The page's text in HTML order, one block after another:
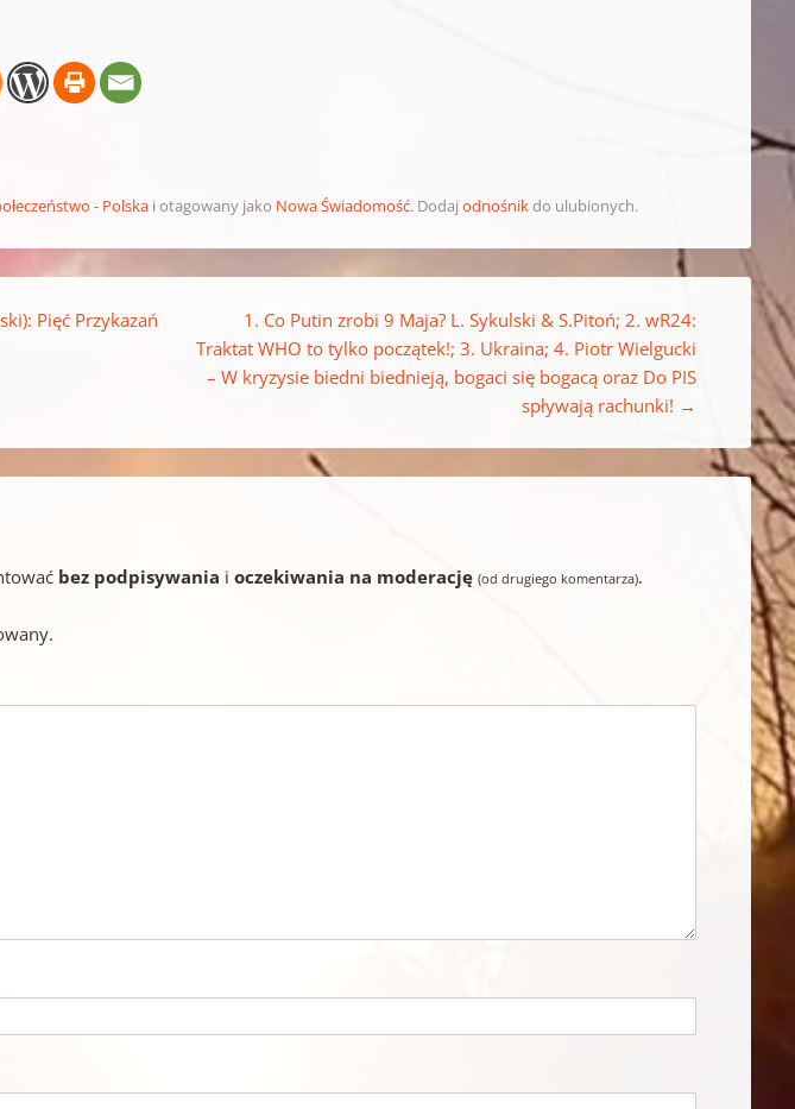
- Polska i otagowany jako Nowa Świadomość. Dodajodnośnikdo ulubionych.
Pięć Przykazań
1. Co Putin zrobi 9 Maja? L. Sykulski & S.Pitoń; 2. wR24:
Traktat WHO to tylko początek!; 3. Ukraina; 4. Piotr Wielgucki
– W kryzysie biedni biednieją, bogaci się bogacą oraz Do PIS
spływają rachunki! →
bez podpisywania ioczekiwania na moderację (od drugiego komentarza).